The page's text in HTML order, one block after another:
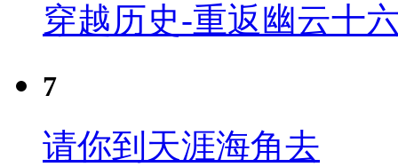
穿越历史-重返幽云十
7
请你到天涯海角去